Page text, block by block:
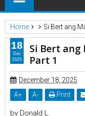
Home Si Bert ang
Si Bert
Part 1
December 18, 2025
A+ A- Print
by Donald L.
18
Dec
2025